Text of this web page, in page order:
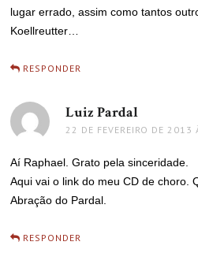
lugar errado, assim como tantos
Koellreutter…
RESPONDER
Luiz Pardal
22 DE FEVEREIRO DE 2013
Aí Raphael. Grato pela sinceridade.
Aqui vai o link do meu CD de choro.
Abração do Pardal.
RESPONDER